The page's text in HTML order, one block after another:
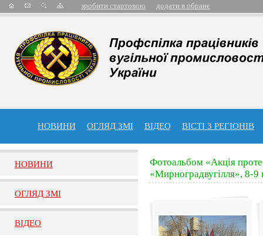
зробити стартовою додати в обране
НОВИНИ ОГЛЯД ЗМІ ВІДЕО ВІСТІ З РЕГІОНІВ
НОВИНИ
ОГЛЯД ЗМI
ВIДЕО
Фотоальбом «Акція
«Мирноградвугілля», 8-9